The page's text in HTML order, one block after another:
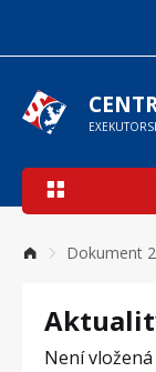
hlavnímu
obsahu
Hlavní
Dokument
Není